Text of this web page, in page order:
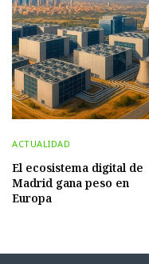
ACTUALIDAD
El ecosistema digital de
Madrid gana peso en
Europa